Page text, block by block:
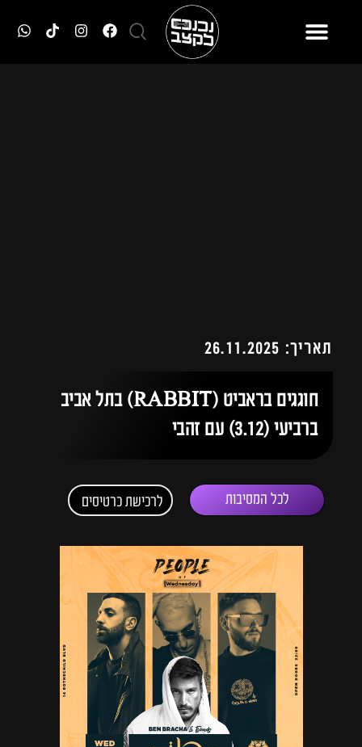
תאריך: 26.11.2025
חוגגים בראביט (RABBIT) בתל אביב
ברביעי (3.12) עם זהבי
לכל המסיבות לרכישת כרטיסים